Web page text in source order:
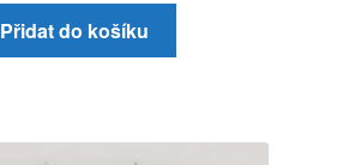
Přidat do košíku